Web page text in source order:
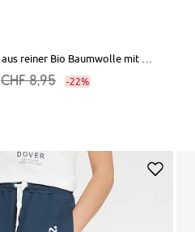
CHF 8,95 -22%